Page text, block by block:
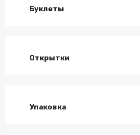
Буклеты
Открытки
Упаковка